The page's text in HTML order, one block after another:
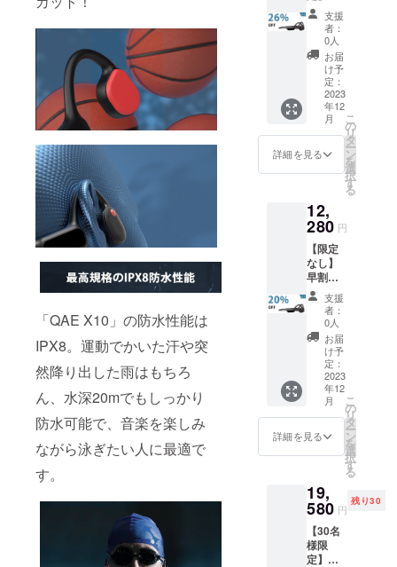
「QAE X10」の防水性能は
IPX8。運動でかいた汗や突
然降り出した雨はもちろ
ん、水深20mでもしっかり
防水可能で、音楽を楽しみ
ながら泳ぎたい人に最適で
す。
本体×1
充電
ケーブ
ル×1 日
本語取
扱説明
書×1 変
換アダ
プター
×1 調節
用ひも
割
26％OF
「QAE
X10」
×1 一般
販売予
定価
格：
15,360
円（税
込） ※
送料無
本国内
限定）
内容
物：
「QAE
X10」
本体×1
充電
ケーブ
ル×1 日
本語取
扱説明
書×1 変
換アダ
プター
×1 調節
用ひも
支援
者：
0人
お届
け予
定：
2023
年12
月
詳細を見る
こ
の
リ
タ
ー
ン
を
選
択
す
る
12,
280 円
【限定
なし】
早割
20％OF
F！
「QAE
X10」
×1 一般
販売予
定価
格：
15,360
円（税
込） ※
送料無
料（日
限定）
内容
物：
「QAE
X10」
本体×1
支援
者：
0人
お届
け予
定：
2023
年12
月
詳細を見る
こ
の
リ
タ
ー
ン
を
選
択
す
る
19,
580 円
残り30
【30名
様限
定】超